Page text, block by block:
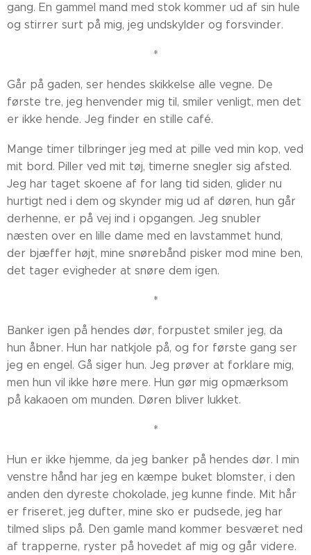
gang. En gammel mand med stok kommer ud af sin hule
og stirrer surt på mig, jeg undskylder og forsvinder.
*
Går på gaden, ser hendes skikkelse alle vegne. De
første tre, jeg henvender mig til, smiler venligt, men det
er ikke hende. Jeg finder en stille café.
Mange timer tilbringer jeg med at pille ved min kop, ved
mit bord. Piller ved mit tøj, timerne snegler sig afsted.
Jeg har taget skoene af for lang tid siden, glider nu
hurtigt ned i dem og skynder mig ud af døren, hun går
derhenne, er på vej ind i opgangen. Jeg snubler
næsten over en lille dame med en lavstammet hund,
der bjæffer højt, mine snørebånd pisker mod mine ben,
det tager evigheder at snøre dem igen.
*
Banker igen på hendes dør, forpustet smiler jeg, da
hun åbner. Hun har natkjole på, og for første gang ser
jeg en engel. Gå siger hun. Jeg prøver at forklare mig,
men hun vil ikke høre mere. Hun gør mig opmærksom
på kakaoen om munden. Døren bliver lukket.
*
Hun er ikke hjemme, da jeg banker på hendes dør. I min
venstre hånd har jeg en kæmpe buket blomster, i den
anden den dyreste chokolade, jeg kunne finde. Mit hår
er friseret, jeg dufter, mine sko er pudsede, jeg har
tilmed slips på. Den gamle mand kommer besværet ned
af trapperne, ryster på hovedet af mig og går videre.